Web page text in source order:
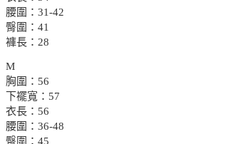
腰圍：31-42
臀圍：41
褲長：28
M
胸圍：56
下襬寬：57
衣長：56
腰圍：36-48
臀圍：45